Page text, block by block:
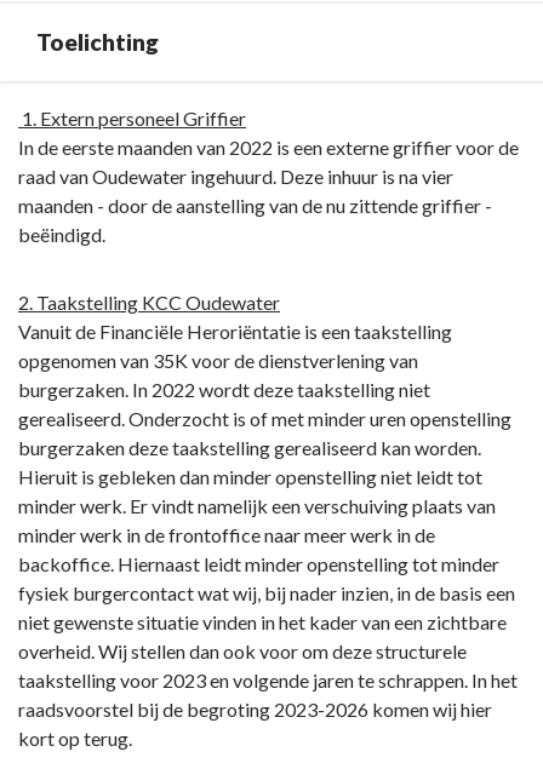
Toelichting
Terug
naar
navigatie
Programma
Bestuur,
dienstverlening
veiligheid
Toelichting
1. Extern personeel Griffier
In de eerste maanden van 2022 is een externe griffier voor de
raad van Oudewater ingehuurd. Deze inhuur is na vier
maanden - door de aanstelling van de nu zittende griffier -
beëindigd.
2. Taakstelling KCC Oudewater
Vanuit de Financiële Heroriëntatie is een taakstelling
opgenomen van 35K voor de dienstverlening van
burgerzaken. In 2022 wordt deze taakstelling niet
gerealiseerd. Onderzocht is of met minder uren openstelling
burgerzaken deze taakstelling gerealiseerd kan worden.
Hieruit is gebleken dan minder openstelling niet leidt tot
minder werk. Er vindt namelijk een verschuiving plaats van
minder werk in de frontoffice naar meer werk in de
backoffice. Hiernaast leidt minder openstelling tot minder
fysiek burgercontact wat wij, bij nader inzien, in de basis een
niet gewenste situatie vinden in het kader van een zichtbare
overheid. Wij stellen dan ook voor om deze structurele
taakstelling voor 2023 en volgende jaren te schrappen. In het
raadsvoorstel bij de begroting 2023-2026 komen wij hier
kort op terug.